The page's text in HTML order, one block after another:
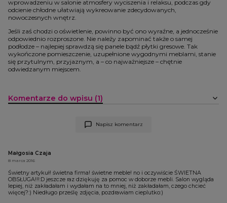
wprowadzeniu w salonie atmosfery wyciszenia i relaksu, podczas gdy
odcienie chłodne ułatwiają wykreowanie zdecydowanych,
nowoczesnych wnętrz.
Jeśli zaś chodzi o oświetlenie, powinno być ono wyraźne, a jednocześnie
odpowiednio rozproszone. Nie należy zapominać także o samej
podłodze – najlepiej sprawdzą się panele bądź płytki gresowe. Tak
wykończone pomieszczenie, uzupełnione wygodnymi meblami, stanie
się przytulnym, przyjaznym, a – co najważniejsze – chętnie
odwiedzanym miejscem.
Komentarze do wpisu (1)
Napisz komentarz
Małgosia Czaja
8 marca 2016
Świetny artykuł! świetna firma! świetne meble! no i oczywiście ŚWIETNA
OBSŁUGA!!!:D jeszcze raz dziękuję za pomoc w doborze mebli. Salon wygląda
lepiej, niż zakładałam i wydałam na to mniej, niż zakładałam, czego chcieć
więcej?:) Niedługo prześlę zdjęcia, pozdrawiam cieplutko:)